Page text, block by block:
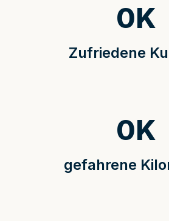
Zufriedene
0K
gefahrene
0K